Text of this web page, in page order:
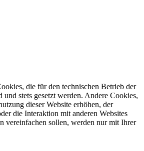
die für den technischen Betrieb der
und stets gesetzt werden. Andere Cookies,
dieser Website erhöhen, der
die Interaktion mit anderen Websites
vereinfachen sollen, werden nur mit Ihrer